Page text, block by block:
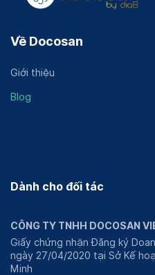
Về Docosan
Giới thiệu
Blog
Dành cho đối tác
CÔNG TY TNHH DOCOSAN
Giấy chứng nhận Đăng ký
ngày 27/04/2020 tại Sở Kế
Minh